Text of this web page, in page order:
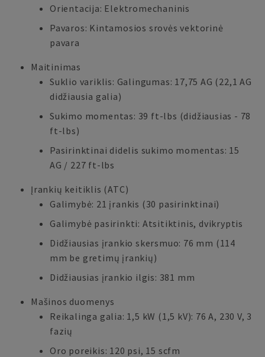
Orientacija: Elektromechaninis
Pavaros: Kintamosios srovės vektorinė
pavara
Maitinimas
Suklio variklis: Galingumas: 17,75 AG (22,1 AG
didžiausia galia)
Sukimo momentas: 39 ft-lbs (didžiausias - 78
ft-lbs)
Pasirinktinai didelis sukimo momentas: 15
AG / 227 ft-lbs
Įrankių keitiklis (ATC)
Galimybė: 21 įrankis (30 pasirinktinai)
Galimybė pasirinkti: Atsitiktinis, dvikryptis
Didžiausias įrankio skersmuo: 76 mm (114
mm be gretimų įrankių)
Didžiausias įrankio ilgis: 381 mm
Mašinos duomenys
Reikalinga galia: 1,5 kW (1,5 kV): 76 A, 230 V, 3
fazių
Oro poreikis: 120 psi, 15 scfm